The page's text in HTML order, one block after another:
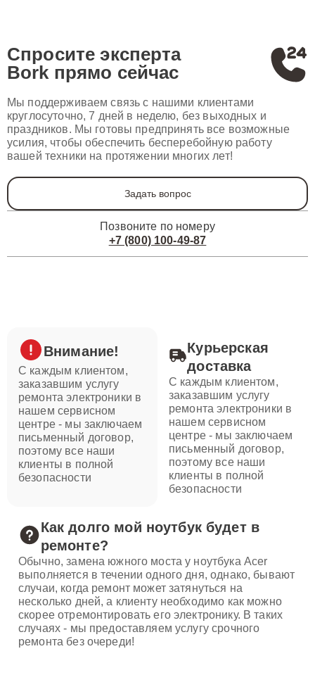
Спросите эксперта
Bork прямо сейчас
Мы поддерживаем связь с нашими клиентами
круглосуточно, 7 дней в неделю, без выходных и
праздников. Мы готовы предпринять все возможные
усилия, чтобы обеспечить бесперебойную работу
вашей техники на протяжении многих лет!
Задать вопрос
Позвоните по номеру
+7 (800) 100-49-87
Внимание!
С каждым клиентом,
заказавшим услугу
ремонта электроники в
нашем сервисном
центре - мы заключаем
письменный договор,
поэтому все наши
клиенты в полной
безопасности
Курьерская
доставка
С каждым клиентом,
заказавшим услугу
ремонта электроники в
нашем сервисном
центре - мы заключаем
письменный договор,
поэтому все наши
клиенты в полной
безопасности
Как долго мой ноутбук будет в
ремонте?
Обычно, замена южного моста у ноутбука Acer
выполняется в течении одного дня, однако, бывают
случаи, когда ремонт может затянуться на
несколько дней, а клиенту необходимо как можно
скорее отремонтировать его электронику. В таких
случаях - мы предоставляем услугу срочного
ремонта без очереди!